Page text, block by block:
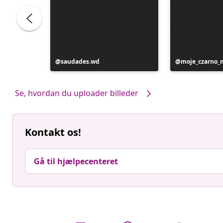
Opslag
offentliggjort
saudades.wd
Opslag
offentliggjort
Se, hvordan du uploader billeder
Kontakt os!
Gå til hjælpecenteret